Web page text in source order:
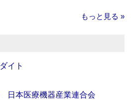
もっと見る »
イト
日本医療機器産業連合会